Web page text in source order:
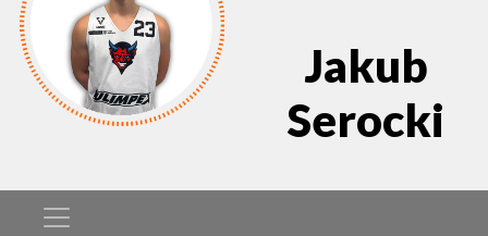
Jakub
Serocki